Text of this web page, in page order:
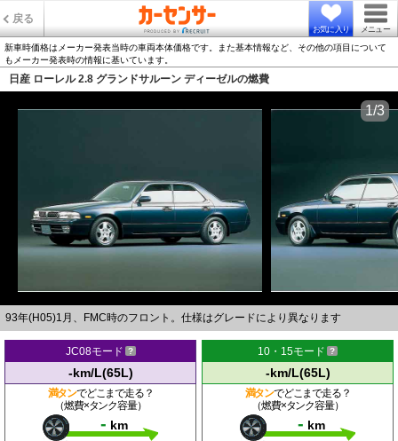
戻る
お気に入り メニュー
新車時価格はメーカー発表当時の車両本体価格です。また基本情報など、その他の項目について
もメーカー発表時の情報に基いています。
日産 ローレル 2.8 グランドサルーン ディーゼルの燃費
93年(H05)1月、FMC時のフロント。仕様はグレードにより異なります
1/3
JC08モード
-km/L(65L)
満タンでどこまで走る？
（燃費×タンク容量）
- km
10・15モード
-km/L(65L)
満タンでどこまで走る？
（燃費×タンク容量）
- km